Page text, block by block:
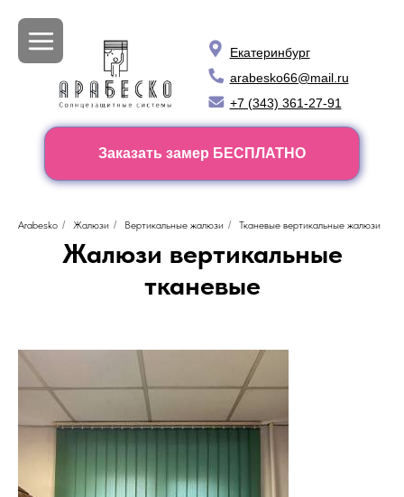
Екатеринбург
arabesko66@mail.ru
+7 (343) 361-27-91
Заказать замер БЕСПЛАТНО
Arabesko / Жалюзи / Вертикальные жалюзи / Тканевые вертикальные жалюзи
Жалюзи вертикальные
тканевые